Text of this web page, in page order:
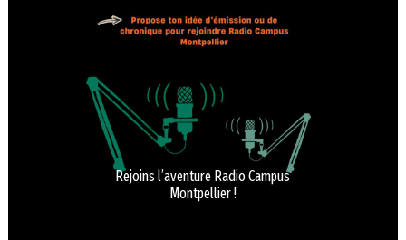
Rejoins l’aventure Radio Campus
Montpellier !